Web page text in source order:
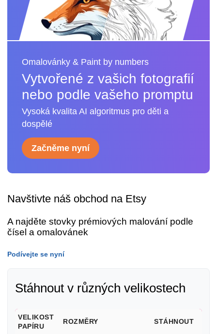
Omalovánky & Paint by numbers
Vytvořené z vašich fotografií
nebo podle vašeho promptu
Vysoká kvalita AI algoritmus pro děti a
dospělé
Začněme nyní
Navštivte náš obchod na Etsy
A najděte stovky prémiových malování podle
čísel a omalovánek
Podívejte se nyní
Stáhnout v různých velikostech
VELIKOST
PAPÍRU
ROZMĚRY STÁHNOUT